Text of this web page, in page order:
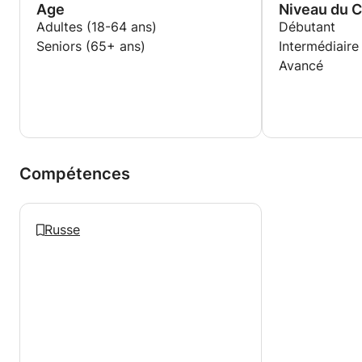
Age
Adultes (18-64 ans)
Seniors (65+ ans)
Niveau du
Débutant
Intermédiaire
Avancé
Compétences
Russe